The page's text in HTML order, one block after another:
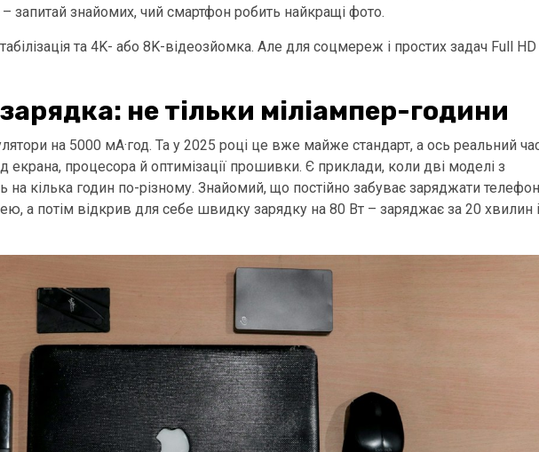
запитай знайомих, чий смартфон робить найкращі фото.
та 4K- або 8K-відеозйомка. Але для соцмереж і простих задач Full HD
не тільки міліампер-години
на 5000 мА·год. Та у 2025 році це вже майже стандарт, а ось реальний
екрана, процесора й оптимізації прошивки. Є приклади, коли дві моделі з
кілька годин по-різному. Знайомий, що постійно забуває заряджати
а потім відкрив для себе швидку зарядку на 80 Вт – заряджає за 20 хвилин і